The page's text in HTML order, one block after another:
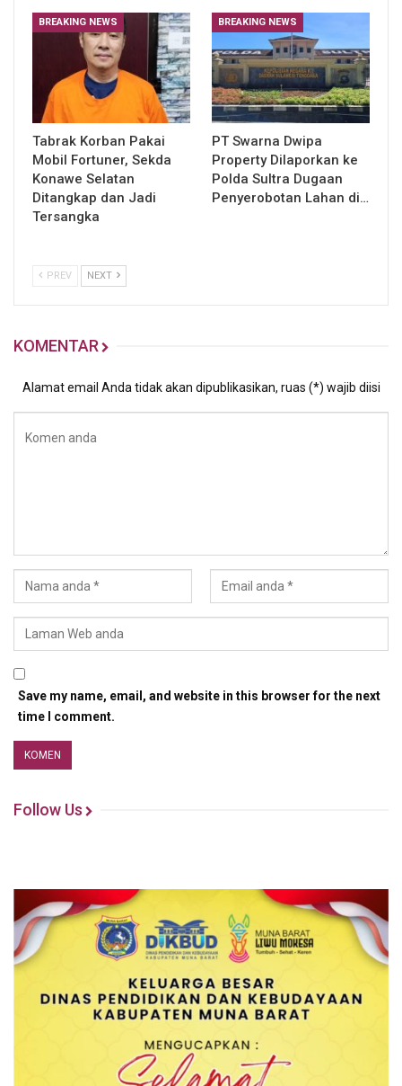
BREAKING NEWS
Tabrak Korban Pakai
Mobil Fortuner, Sekda
Konawe Selatan
Ditangkap dan Jadi
Tersangka
BREAKING NEWS
PT Swarna Dwipa
Property Dilaporkan ke
Polda Sultra Dugaan
Penyerobotan Lahan di…
PREV NEXT
KOMENTAR
Alamat email Anda tidak akan dipublikasikan, ruas (*) wajib diisi
Save my name, email, and website in this browser for the next
time I comment.
Follow Us